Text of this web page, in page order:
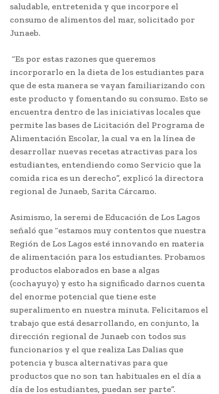
saludable, entretenida y que incorpore el
consumo de alimentos del mar, solicitado por
Junaeb.
“Es por estas razones que queremos
incorporarlo en la dieta de los estudiantes para
que de esta manera se vayan familiarizando con
este producto y fomentando su consumo. Esto se
encuentra dentro de las iniciativas locales que
permite las bases de Licitación del Programa de
Alimentación Escolar, la cual va en la línea de
desarrollar nuevas recetas atractivas para los
estudiantes, entendiendo como Servicio que la
comida rica es un derecho”, explicó la directora
regional de Junaeb, Sarita Cárcamo.
Asimismo, la seremi de Educación de Los Lagos
señaló que “estamos muy contentos que nuestra
Región de Los Lagos esté innovando en materia
de alimentación para los estudiantes. Probamos
productos elaborados en base a algas
(cochayuyo) y esto ha significado darnos cuenta
del enorme potencial que tiene este
superalimento en nuestra minuta. Felicitamos el
trabajo que está desarrollando, en conjunto, la
dirección regional de Junaeb con todos sus
funcionarios y el que realiza Las Dalias que
potencia y busca alternativas para que
productos que no son tan habituales en el día a
día de los estudiantes, puedan ser parte”.